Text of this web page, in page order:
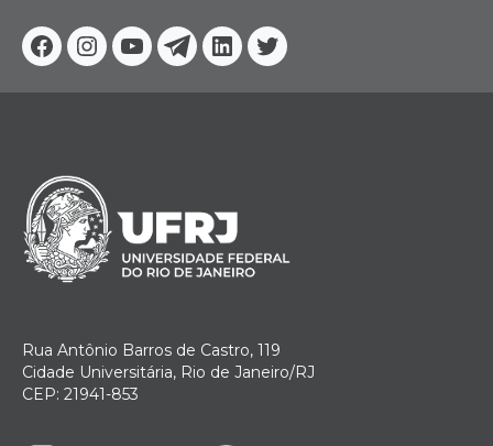
Facebook
Instagram
YoutubeTelegram
Linkedin
Twitter
Rua Antônio Barros de Castro, 119
Cidade Universitária, Rio de Janeiro/RJ
CEP: 21941-853